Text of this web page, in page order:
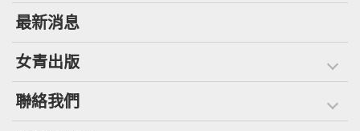
最新消息
女青出版
聯絡我們